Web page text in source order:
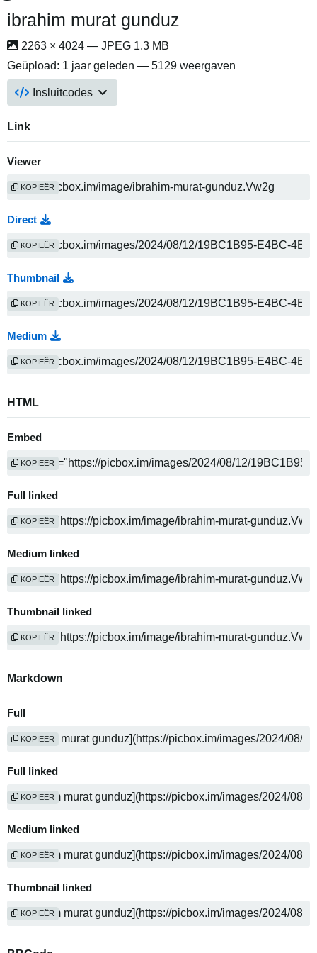
ibrahim murat gunduz
2263 × 4024 — JPEG 1.3 MB
Geüpload: 1 jaar geleden — 5129 weergaven
Insluitcodes
Link
Viewer
KOPIEËR
Direct
KOPIEËR
Thumbnail
KOPIEËR
Medium
KOPIEËR
HTML
Embed
KOPIEËR
Full linked
KOPIEËR
Medium linked
KOPIEËR
Thumbnail linked
KOPIEËR
Markdown
Full
KOPIEËR
Full linked
KOPIEËR
Medium linked
KOPIEËR
Thumbnail linked
KOPIEËR